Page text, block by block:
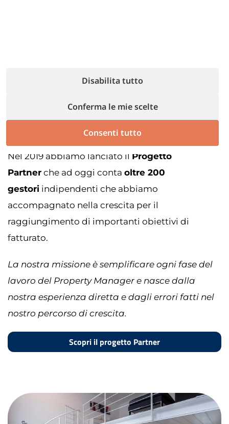
Abbiamo iniziato nel 2014 con la gestione diretta
appartamenti in Property Management e un giro
20 milioni di euro
Nel 2019 abbiamo lanciato il Progetto
Partner che ad oggi conta oltre 200
gestori indipendenti che abbiamo
accompagnato nella crescita per il
raggiungimento di importanti obiettivi di
fatturato.
La nostra missione è semplificare ogni fase del
lavoro del Property Manager e nasce dalla
nostra esperienza diretta e dagli errori fatti nel
nostro percorso di crescita.
Scopri il progetto Partner
Disabilita tutto
Conferma le mie scelte
Consenti tutto